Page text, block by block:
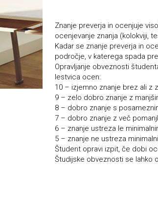
Znanje preverja in ocenjuje
ocenjevanje znanja (kolokviji,
Kadar se znanje preverja in
področje, v katerega spada
Opravljanje obveznosti
lestvica ocen:
10 – izjemno znanje brez ali z
9 – zelo dobro znanje z
8 – dobro znanje s
7 – dobro znanje z več
6 – znanje ustreza le
5 – znanje ne ustreza
Študent opravi izpit, če dobi
Študijske obveznosti se lahko